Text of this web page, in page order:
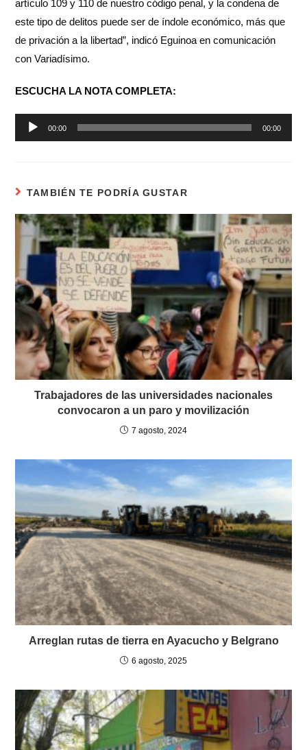
artículo 109 y 110 de nuestro código penal, y la condena de
este tipo de delitos puede ser de índole económico, más que
de privación a la libertad”, indicó Eguinoa en comunicación
con Variadísimo.
ESCUCHA LA NOTA COMPLETA:
Reproductor
de
00:00 00:00
TAMBIÉN TE PODRÍA GUSTAR
Trabajadores de las universidades nacionales
convocaron a un paro y movilización
7 agosto, 2024
Arreglan rutas de tierra en Ayacucho y Belgrano
6 agosto, 2025